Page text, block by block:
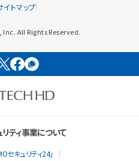
イトマップ
All Rights Reserved.
ティ事業について
セキュリティ24」